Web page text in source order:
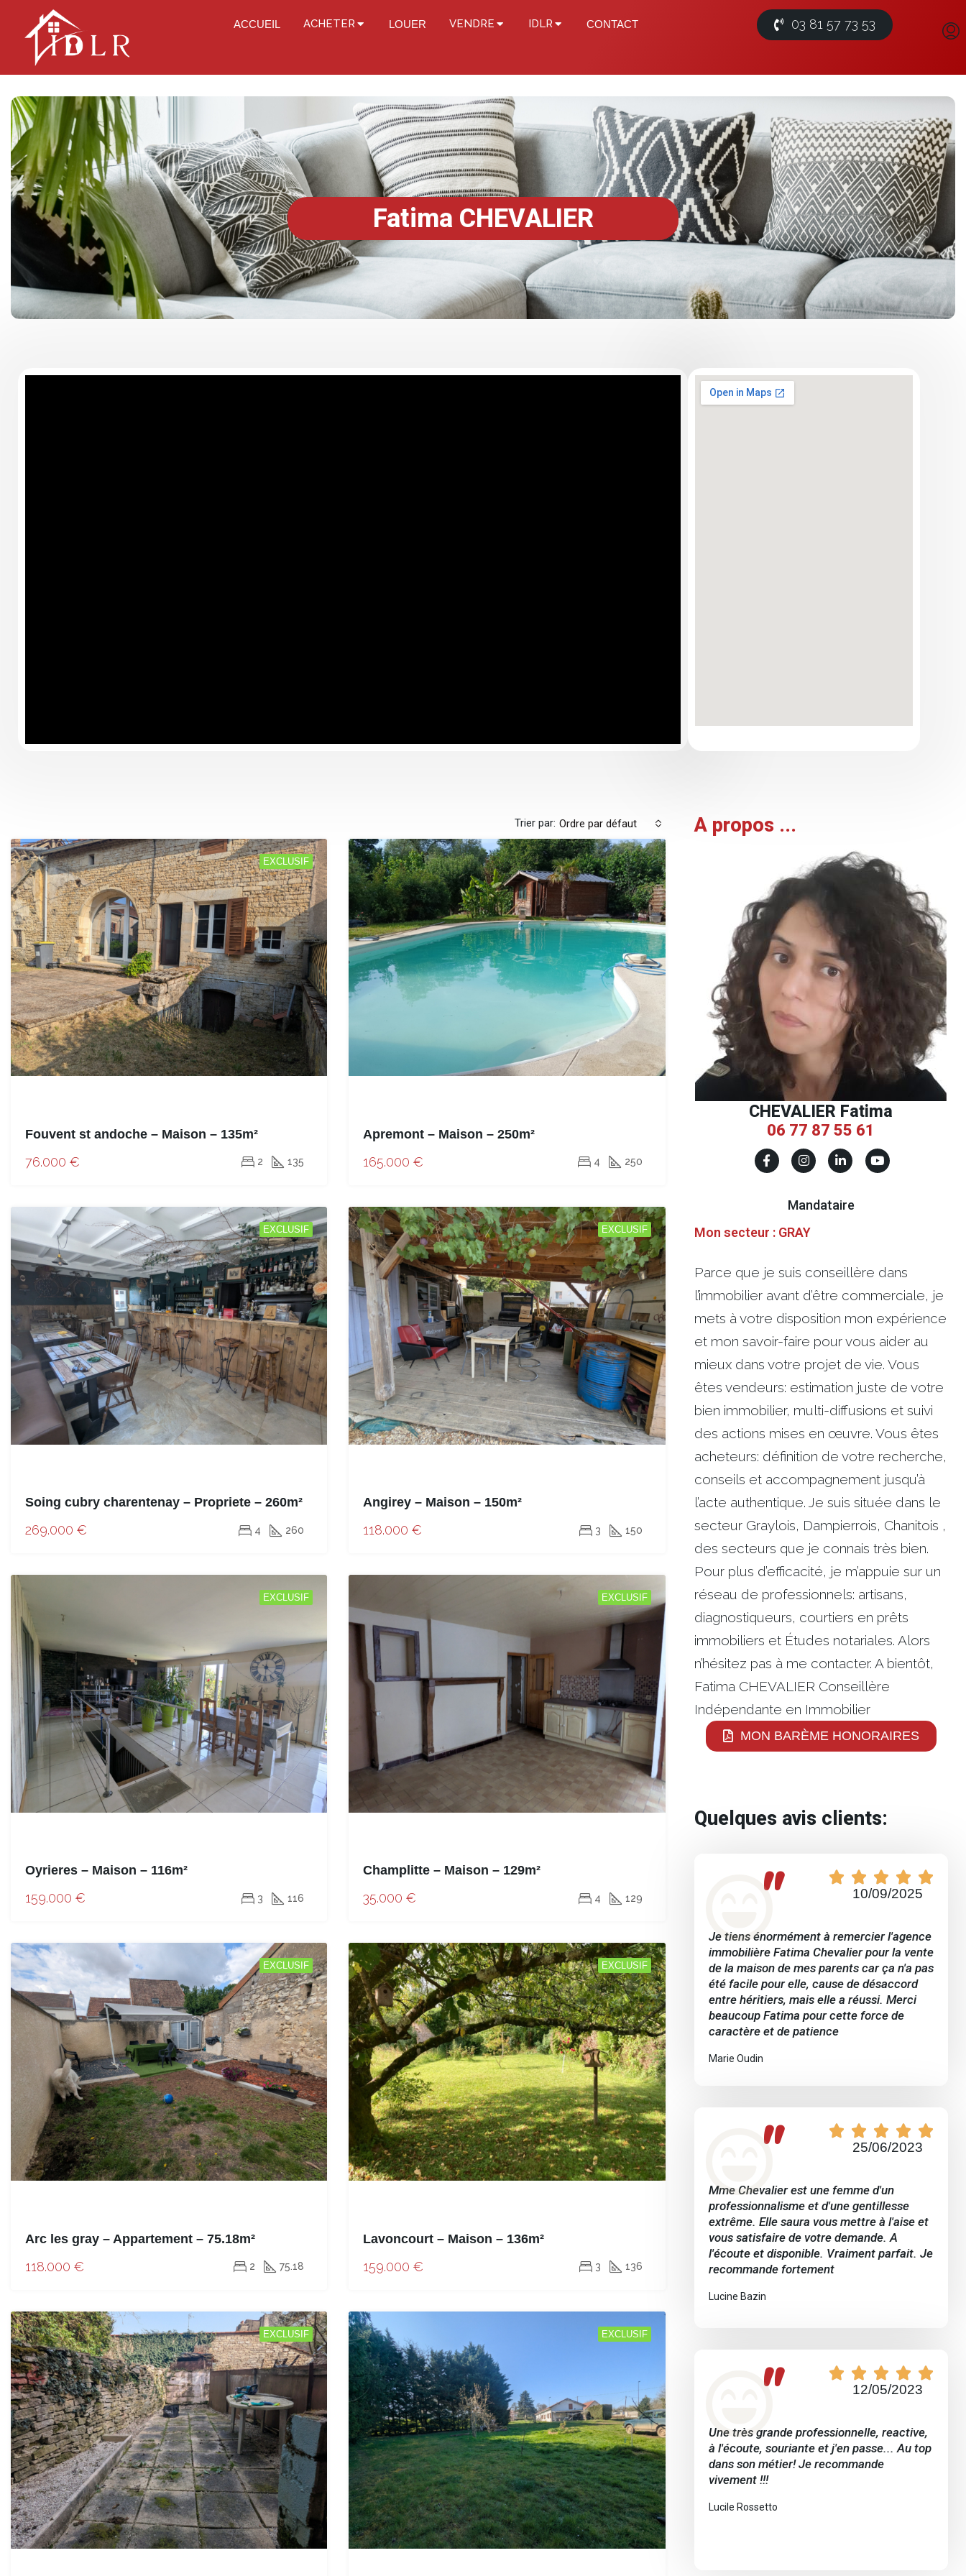
ACCUEIL ACHETER LOUER VENDRE IDLR CONTACT 03 81 57 73 53
Fatima CHEVALIER
Trier par: Ordre par défaut
EXCLUSIF
Fouvent st andoche – Maison – 135m²
76.000 € 2 135
Apremont – Maison – 250m²
165.000 € 4 250
EXCLUSIF
Soing cubry charentenay – Propriete – 260m²
269.000 € 4 260
EXCLUSIF
Angirey – Maison – 150m²
118.000 € 3 150
EXCLUSIF
Oyrieres – Maison – 116m²
159.000 € 3 116
EXCLUSIF
Champlitte – Maison – 129m²
35.000 € 4 129
EXCLUSIF
Arc les gray – Appartement – 75.18m²
118.000 € 2 75.18
EXCLUSIF
Lavoncourt – Maison – 136m²
159.000 € 3 136
EXCLUSIF EXCLUSIF
A propos ...
CHEVALIER Fatima
06 77 87 55 61
Mandataire
Mon secteur : GRAY
Parce que je suis conseillère dans
l’immobilier avant d’être commerciale, je
mets à votre disposition mon expérience
et mon savoir-faire pour vous aider au
mieux dans votre projet de vie. Vous
êtes vendeurs: estimation juste de votre
bien immobilier, multi-diffusions et suivi
des actions mises en œuvre. Vous êtes
acheteurs: définition de votre recherche,
conseils et accompagnement jusqu’à
l’acte authentique. Je suis située dans le
secteur Graylois, Dampierrois, Chanitois ,
des secteurs que je connais très bien.
Pour plus d’efficacité, je m’appuie sur un
réseau de professionnels: artisans,
diagnostiqueurs, courtiers en prêts
immobiliers et Études notariales. Alors
n’hésitez pas à me contacter. A bientôt,
Fatima CHEVALIER Conseillère
Indépendante en Immobilier
MON BARÈME HONORAIRES
Quelques avis clients:
    
" 10/09/2025
Je tiens énormément à remercier l'agence
immobilière Fatima Chevalier pour la vente
de la maison de mes parents car ça n'a pas
été facile pour elle, cause de désaccord
entre héritiers, mais elle a réussi. Merci
beaucoup Fatima pour cette force de
caractère et de patience
Marie Oudin
    
" 25/06/2023
Mme Chevalier est une femme d'un
professionnalisme et d'une gentillesse
extrême. Elle saura vous mettre à l'aise et
vous satisfaire de votre demande. A
l'écoute et disponible. Vraiment parfait. Je
recommande fortement
Lucine Bazin
    
" 12/05/2023
Une très grande professionnelle, reactive,
à l'écoute, souriante et j'en passe... Au top
dans son métier! Je recommande
vivement !!!
Lucile Rossetto